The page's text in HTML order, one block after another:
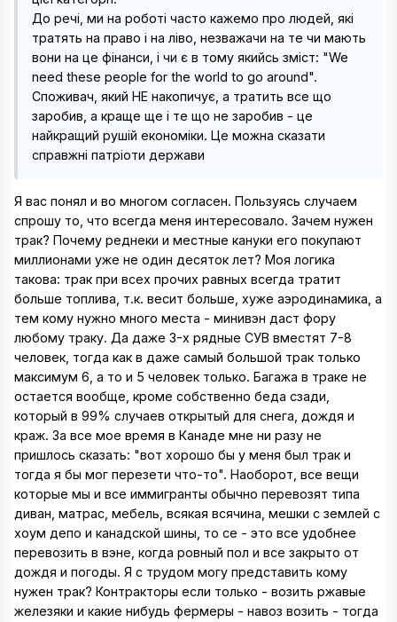
До речі, ми на роботі часто кажемо про людей, які
тратять на право і на ліво, незважачи на те чи мають
вони на це фінанси, і чи є в тому якийсь зміст: "We
need these people for the world to go around".
Споживач, який НЕ накопичує, а тратить все що
заробив, а краще ще і те що не заробив - це
найкращий рушій економіки. Це можна сказати
справжні патріоти держави
Я вас понял и во многом согласен. Пользуясь случаем
спрошу то, что всегда меня интересовало. Зачем нужен
трак? Почему реднеки и местные кануки его покупают
миллионами уже не один десяток лет? Моя логика
такова: трак при всех прочих равных всегда тратит
больше топлива, т.к. весит больше, хуже аэродинамика, а
тем кому нужно много места - минивэн даст фору
любому траку. Да даже 3-х рядные СУВ вместят 7-8
человек, тогда как в даже самый большой трак только
максимум 6, а то и 5 человек только. Багажа в траке не
остается вообще, кроме собственно беда сзади,
который в 99% случаев открытый для снега, дождя и
краж. За все мое время в Канаде мне ни разу не
пришлось сказать: "вот хорошо бы у меня был трак и
тогда я бы мог перезети что-то". Наоборот, все вещи
которые мы и все иммигранты обычно перевозят типа
диван, матрас, мебель, всякая всячина, мешки с землей с
хоум депо и канадской шины, то се - это все удобнее
перевозить в вэне, когда ровный пол и все закрыто от
дождя и погоды. Я с трудом могу представить кому
нужен трак? Контракторы если только - возить ржавые
железяки и какие нибудь фермеры - навоз возить - тогда